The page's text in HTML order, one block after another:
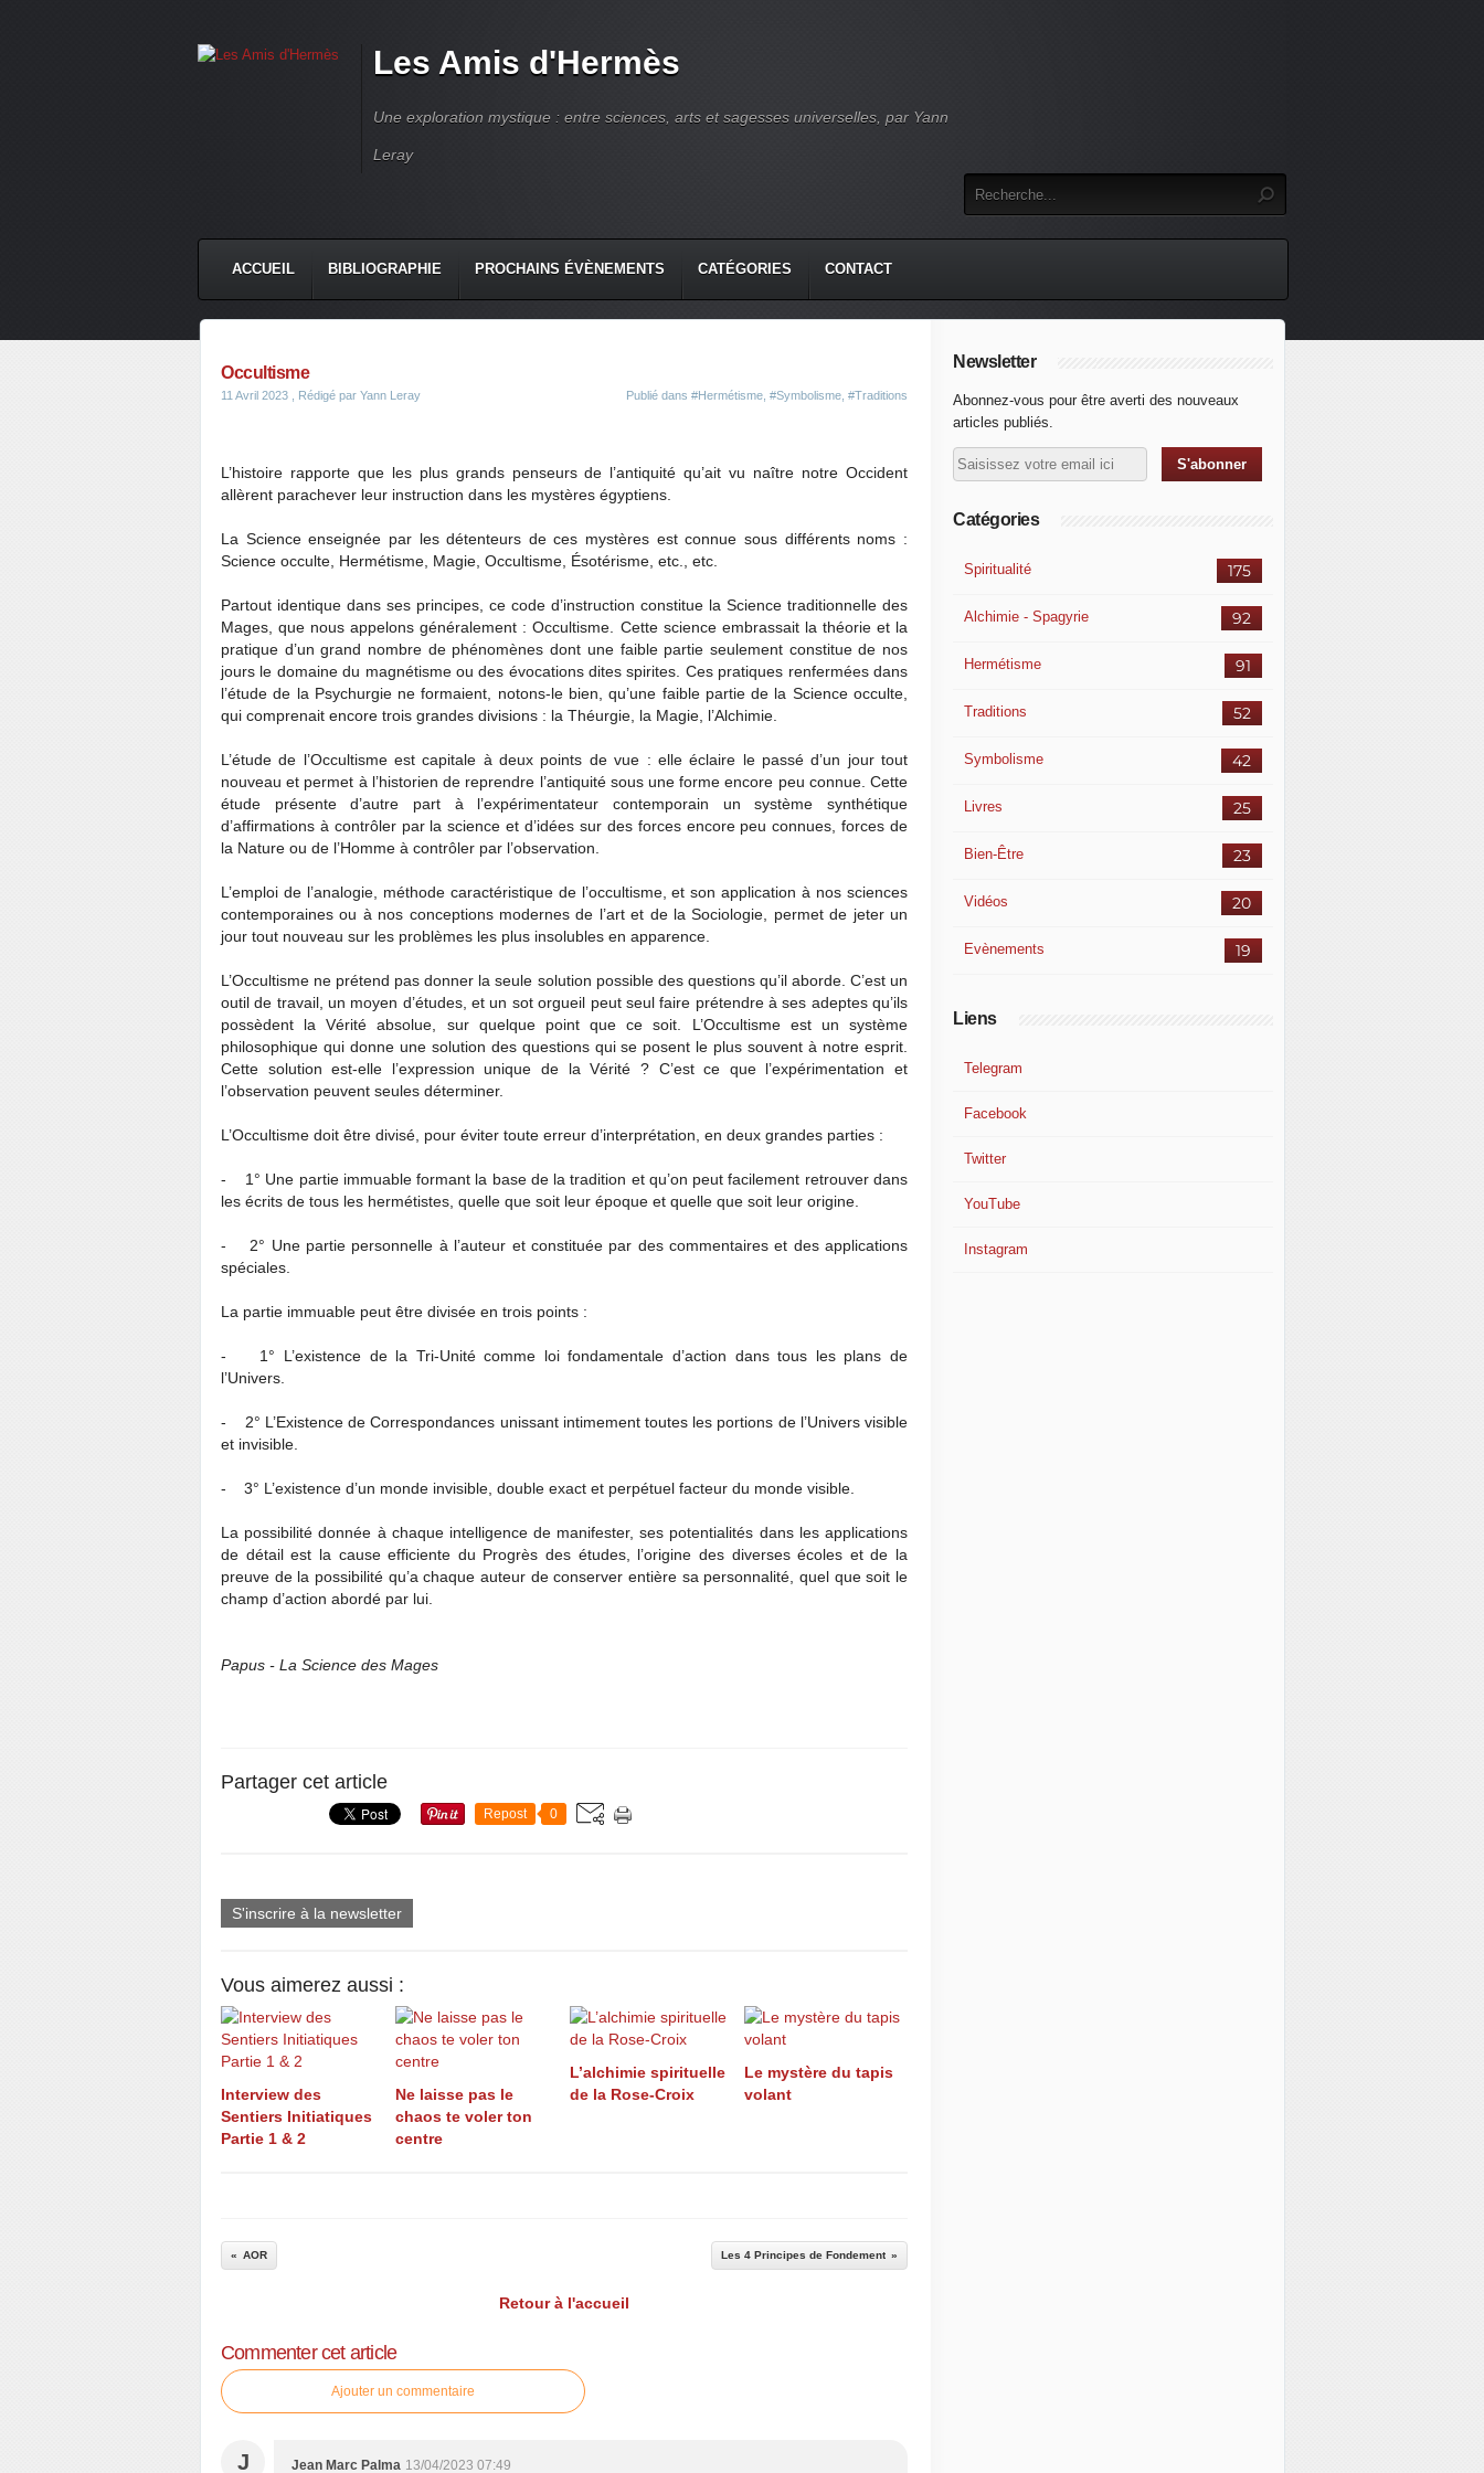
Les Amis d'Hermès
Une exploration mystique : entre sciences, arts et sagesses universelles, par Yann
Leray
ACCUEIL BIBLIOGRAPHIE PROCHAINS ÉVÈNEMENTS CATÉGORIES CONTACT
Occultisme
11 Avril 2023 , Rédigé par Yann Leray Publié dans #Hermétisme #Symbolisme #Traditions
L’histoire rapporte que les plus grands penseurs de l’antiquité qu’ait vu naître notre Occident
allèrent parachever leur instruction dans les mystères égyptiens.
La Science enseignée par les détenteurs de ces mystères est connue sous différents noms :
Science occulte, Hermétisme, Magie, Occultisme, Ésotérisme, etc., etc.
Partout identique dans ses principes, ce code d’instruction constitue la Science traditionnelle des
Mages, que nous appelons généralement : Occultisme. Cette science embrassait la théorie et la
pratique d’un grand nombre de phénomènes dont une faible partie seulement constitue de nos
jours le domaine du magnétisme ou des évocations dites spirites. Ces pratiques renfermées dans
l’étude de la Psychurgie ne formaient, notons-le bien, qu’une faible partie de la Science occulte,
qui comprenait encore trois grandes divisions : la Théurgie, la Magie, l’Alchimie.
L’étude de l’Occultisme est capitale à deux points de vue : elle éclaire le passé d’un jour tout
nouveau et permet à l’historien de reprendre l’antiquité sous une forme encore peu connue. Cette
étude présente d’autre part à l’expérimentateur contemporain un système synthétique
d’affirmations à contrôler par la science et d’idées sur des forces encore peu connues, forces de
la Nature ou de l’Homme à contrôler par l’observation.
L’emploi de l’analogie, méthode caractéristique de l’occultisme, et son application à nos sciences
contemporaines ou à nos conceptions modernes de l’art et de la Sociologie, permet de jeter un
jour tout nouveau sur les problèmes les plus insolubles en apparence.
L’Occultisme ne prétend pas donner la seule solution possible des questions qu’il aborde. C’est un
outil de travail, un moyen d’études, et un sot orgueil peut seul faire prétendre à ses adeptes qu’ils
possèdent la Vérité absolue, sur quelque point que ce soit. L’Occultisme est un système
philosophique qui donne une solution des questions qui se posent le plus souvent à notre esprit.
Cette solution est-elle l’expression unique de la Vérité ? C’est ce que l’expérimentation et
l’observation peuvent seules déterminer.
L’Occultisme doit être divisé, pour éviter toute erreur d’interprétation, en deux grandes parties :
- 1° Une partie immuable formant la base de la tradition et qu’on peut facilement retrouver dans
les écrits de tous les hermétistes, quelle que soit leur époque et quelle que soit leur origine.
- 2° Une partie personnelle à l’auteur et constituée par des commentaires et des applications
spéciales.
La partie immuable peut être divisée en trois points :
- 1° L’existence de la Tri-Unité comme loi fondamentale d’action dans tous les plans de
l’Univers.
- 2° L’Existence de Correspondances unissant intimement toutes les portions de l’Univers visible
et invisible.
- 3° L’existence d’un monde invisible, double exact et perpétuel facteur du monde visible.
La possibilité donnée à chaque intelligence de manifester, ses potentialités dans les applications
de détail est la cause efficiente du Progrès des études, l’origine des diverses écoles et de la
preuve de la possibilité qu’a chaque auteur de conserver entière sa personnalité, quel que soit le
champ d’action abordé par lui.
Papus - La Science des Mages
Partager cet article
Repost 0
S'inscrire à la newsletter
Vous aimerez aussi :
Interview des
Sentiers Initiatiques
Partie 1 & 2
Ne laisse pas le
chaos te voler ton
centre
L’alchimie spirituelle
de la Rose-Croix
Le mystère du tapis
volant
AOR Les 4 Principes de Fondement
Retour à l'accueil
Commenter cet article
Ajouter un commentaire
J Jean Marc Palma 13/04/2023 07:49
Newsletter
Abonnez-vous pour être averti des nouveaux
articles publiés.
Catégories
175
Spiritualité
92
Alchimie - Spagyrie
91
Hermétisme
52
Traditions
42
Symbolisme
25
Livres
23
Bien-Être
20
Vidéos
19
Evènements
Liens
Telegram
Facebook
Twitter
YouTube
Instagram